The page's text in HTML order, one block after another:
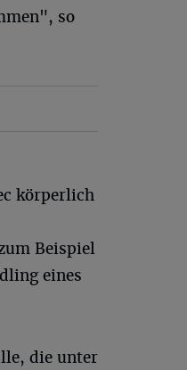
so
körperlich
Beispiel
eines
die unter